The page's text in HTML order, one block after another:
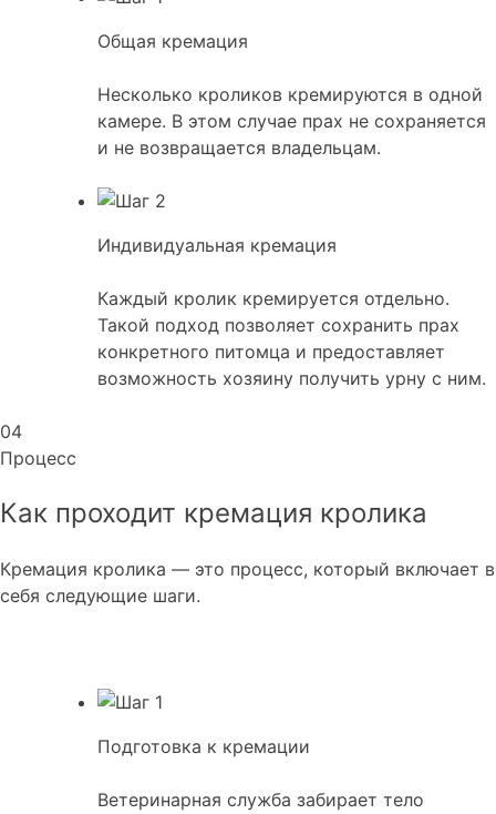
Общая кремация
Несколько кроликов кремируются в одной
камере. В этом случае прах не сохраняется
и не возвращается владельцам.
Индивидуальная кремация
Каждый кролик кремируется отдельно.
Такой подход позволяет сохранить прах
конкретного питомца и предоставляет
возможность хозяину получить урну с ним.
04
Процесс
Как проходит кремация кролика
Кремация кролика — это процесс, который включает в
себя следующие шаги.
Подготовка к кремации
Ветеринарная служба забирает тело